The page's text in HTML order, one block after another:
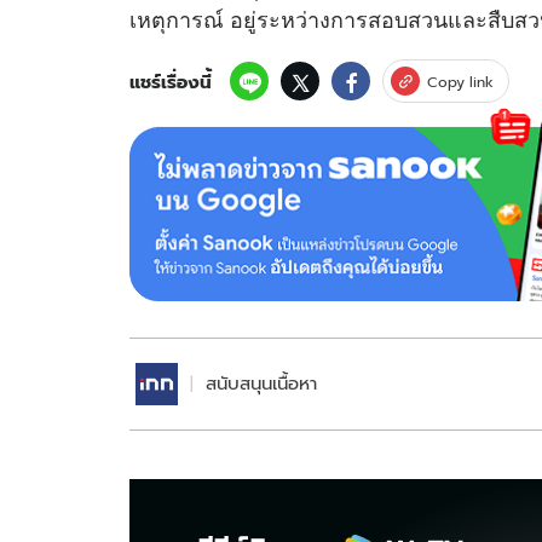
เหตุการณ์ อยู่ระหว่างการสอบสวนและสืบส
แชร์เรื่องนี้ Copy link
สนับสนุนเนื้อหา